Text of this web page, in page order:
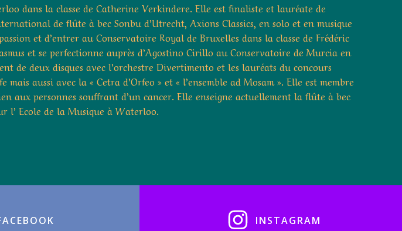
dans la classe de Catherine Verkindere. Elle est finaliste et lauréate de
de flûte à bec Sonbu d’Utrecht, Axions Classics, en solo et en musique
et d’entrer au Conservatoire Royal de Bruxelles dans la classe de Frédéric
et se perfectionne auprès d’Agostino Cirillo au Conservatoire de Murcia en
de deux disques avec l’orchestre Divertimento et les lauréats du concours
aussi avec la « Cetra d’Orfeo » et « l’ensemble ad Mosam ». Elle est membre
aux personnes souffrant d’un cancer. Elle enseigne actuellement la flûte à bec
l’ Ecole de la Musique à Waterloo.
INSTAGRAM